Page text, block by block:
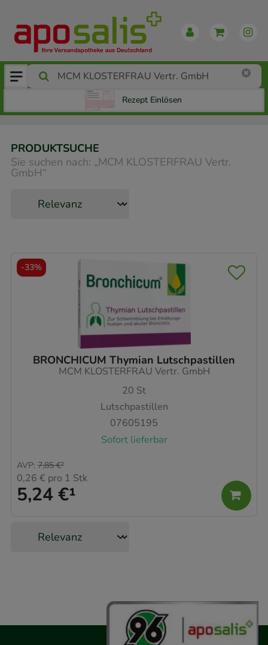
Rezept Einlösen
PRODUKTSUCHE
Sie suchen nach: „MCM KLOSTERFRAU Vertr.
GmbH“
BRONCHICUM Thymian Lutschpastillen
MCM KLOSTERFRAU Vertr. GmbH
20 St
Lutschpastillen
07605195
Sofort lieferbar
5,24 €¹
AVP: 7,85 €²
0,26 € pro 1 Stk
-33%